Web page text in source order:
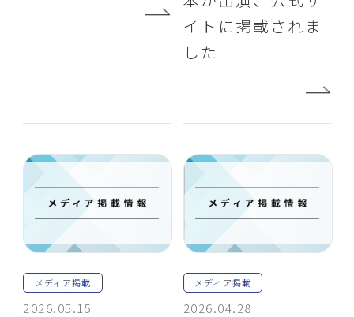
イトに掲載されま
した
メディア掲載
2026.05.15
メディア掲載
2026.04.28